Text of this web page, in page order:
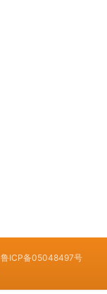
鲁ICP备05048497号